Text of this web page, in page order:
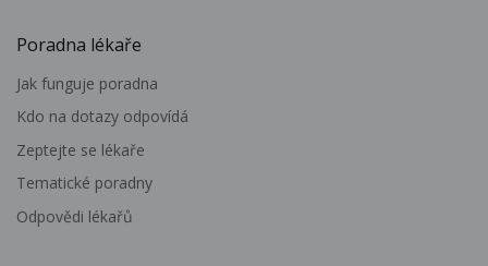
Poradna lékaře
Jak funguje poradna
Kdo na dotazy odpovídá
Zeptejte se lékaře
Tematické poradny
Odpovědi lékařů